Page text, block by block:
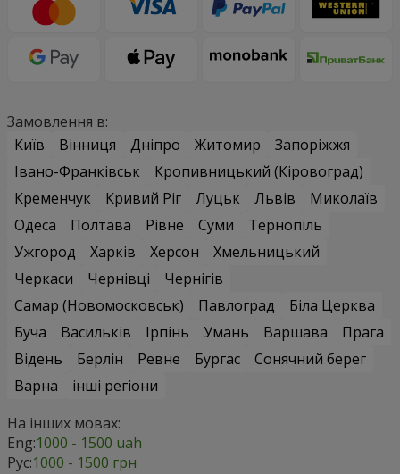
Замовлення в:
Київ
Вінниця Дніпро Житомир
Запоріжжя
Івано-Франківськ
Кропивницький (Кіровоград)
Кременчук
Кривий Ріг Луцьк Львів
Миколаїв
Одеса
Полтава Рівне Суми
Тернопіль
Ужгород
Харків Херсон
Хмельницький
Черкаси
Чернівці
Чернігів
Самар (Новомосковськ)
Павлоград
Біла Церква
Буча
Васильків Ірпінь Умань Варшава
Прага
Відень
Берлін Ревне Бургас
Сонячний берег
Варна
інші регіони
На інших мовах:
Eng:1000 - 1500 uah
Рус:1000 - 1500 грн